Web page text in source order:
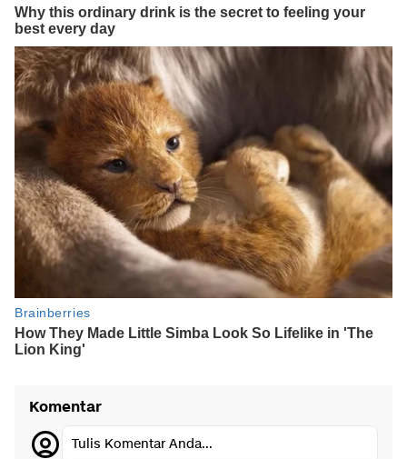
Komentar
Tulis Komentar Anda...